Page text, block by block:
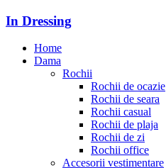
In Dressing
Home
Dama
Rochii
Rochii de ocazie
Rochii de seara
Rochii casual
Rochii de plaja
Rochii de zi
Rochii office
Accesorii vestimentare